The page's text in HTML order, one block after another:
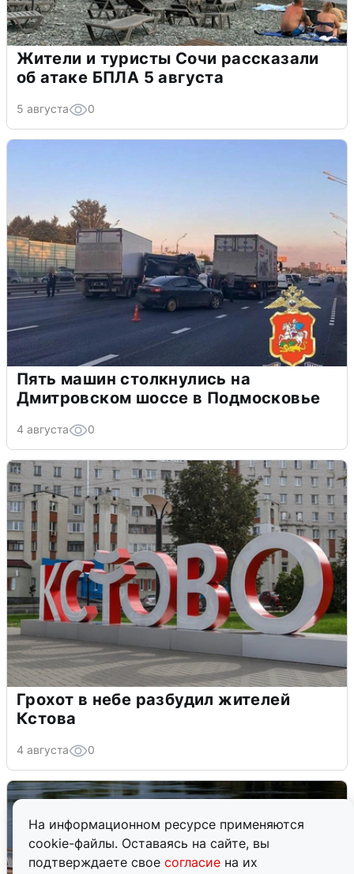
На информационном ресурсе применяются
cookie-файлы. Оставаясь на сайте, вы
подтверждаете свое согласие на их
Жители и туристы Сочи рассказали
об атаке БПЛА 5 августа
5 августа 0
Пять машин столкнулись на
Дмитровском шоссе в Подмосковье
4 августа 0
Грохот в небе разбудил жителей
Кстова
4 августа 0